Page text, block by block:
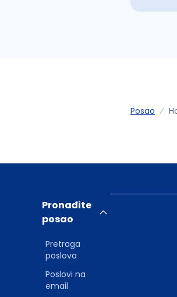
Posao
Pronađite
posao
Pretraga
poslova
Poslovi na
email